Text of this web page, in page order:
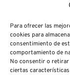
Para ofrecer las
cookies para
consentimiento de
comportamiento de
No consentir o retirar
ciertas
Espiritualidad
Colección Ihya